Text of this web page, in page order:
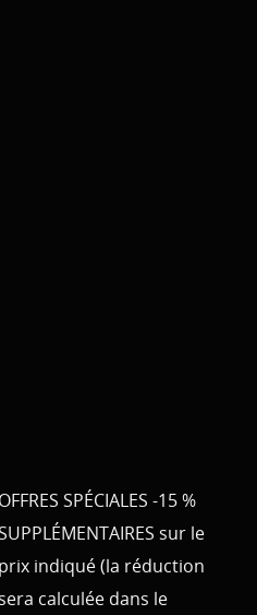
OFFRES SPÉCIALES -15 %
sur le
prix indiqué (la réduction
sera calculée dans le